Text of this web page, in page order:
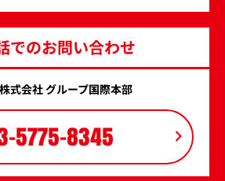
でのお問い合わせ
式会社 グループ国際本部
5775-8345